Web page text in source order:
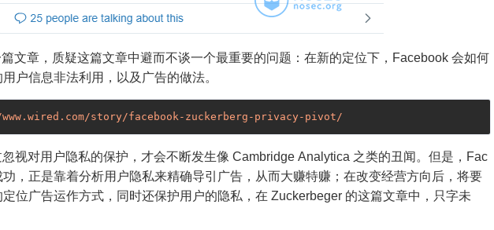
文章，质疑这篇文章中避而不谈一个最重要的问题：在新的定位下，Facebook 会如何
户信息非法利用，以及广告的做法。
story/facebook-zuckerberg-privacy-pivot/
视对用户隐私的保护，才会不断发生像 Cambridge Analytica 之类的丑闻。但是，Fac
，正是靠着分析用户隐私来精确导引广告，从而大赚特赚；在改变经营方向后，将要
位广告运作方式，同时还保护用户的隐私，在 Zuckerbeger 的这篇文章中，只字未